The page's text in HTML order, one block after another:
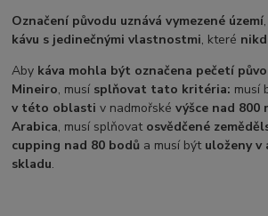
Označení původu uznává vymezené území
kávu s jedinečnými vlastnostmi, které
Aby káva mohla být označena pečetí
Mineiro, musí splňovat tato kritéria: musí
v této oblasti v nadmořskévýšce nad 800
Arabica, musí splňovat osvědčené
cupping nad 80 bodů a musí být uloženy v
skladu.